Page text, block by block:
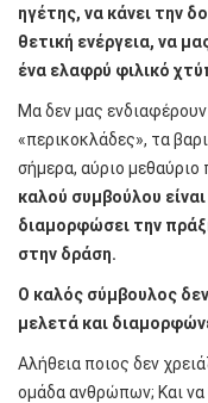
ηγέτης, να κάνει την
θετική ενέργεια, να
ένα ελαφρύ φιλικό
Μα δεν μας ενδιαφέρουν
«περικοκλάδες», τα
σήμερα, αύριο μεθαύριο
καλού συμβούλου
διαμορφώσει την
στην δράση.
Ο καλός σύμβουλος
μελετά και
Αλήθεια ποιος δεν
ομάδα ανθρώπων; Και να